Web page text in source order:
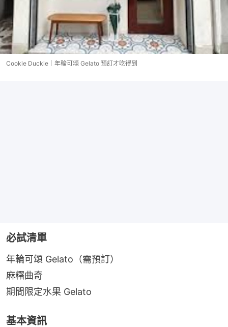
Cookie Duckie｜年輪可頌 Gelato 預訂才吃得到
必試清單
年輪可頌 Gelato（需預訂）
麻糬曲奇
期間限定水果 Gelato
基本資訊